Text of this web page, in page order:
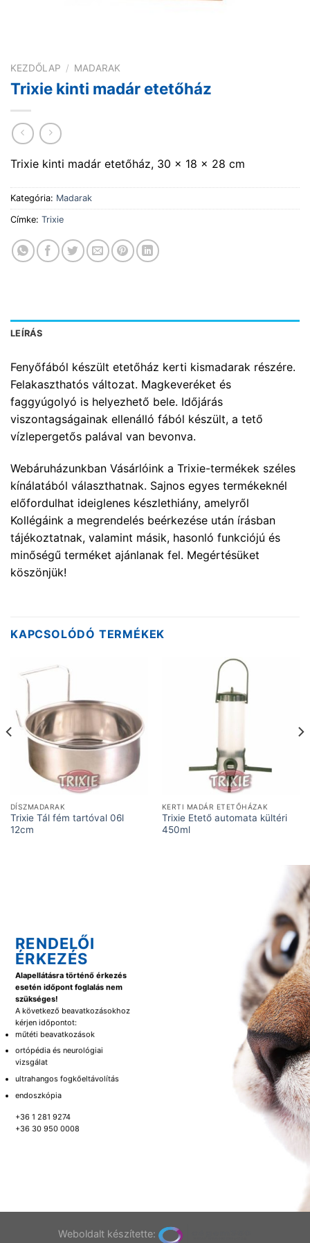
KEZDŐLAP / MADARAK
Trixie kinti madár etetőház
Trixie kinti madár etetőház , 30 × 18 × 28 cm
Kategória: Madarak
Címke: Trixie
LEÍRÁS
Fenyőfából készült etetőház kerti kismadarak részére.
Felakaszthatós változat. Magkeveréket és
faggyúgolyó is helyezhető bele. Időjárás
viszontagságainak ellenálló fából készült, a tető
vízlepergetős palával van bevonva.
Webáruházunkban Vásárlóink a Trixie-termékek széles
kínálatából választhatnak. Sajnos egyes termékeknél
előfordulhat ideiglenes készlethiány, amelyről
Kollégáink a megrendelés beérkezése után írásban
tájékoztatnak, valamint másik, hasonló funkciójú és
minőségű terméket ajánlanak fel. Megértésüket
köszönjük!
KAPCSOLÓDÓ TERMÉKEK
DÍSZMADARAK
Trixie Tál fém tartóval 06l
12cm
KERTI MADÁR ETETŐHÁZAK
Trixie Etető automata kültéri
450ml
RENDELŐI
ÉRKEZÉS
Alapellátásra történő érkezés
esetén időpont foglalás nem
szükséges!
A következő beavatkozásokhoz
kérjen időpontot:
műtéti beavatkozások
ortópédia és neurológiai
vizsgálat
ultrahangos fogkőeltávolítás
endoszkópia
+36 1 281 9274
+36 30 950 0008
Weboldalt készítette: